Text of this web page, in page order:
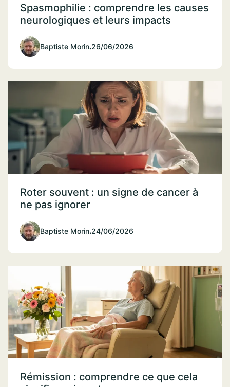
Spasmophilie : comprendre les causes
neurologiques et leurs impacts
Baptiste Morin.26/06/2026
Roter souvent : un signe de cancer à
ne pas ignorer
Baptiste Morin.24/06/2026
Rémission : comprendre ce que cela